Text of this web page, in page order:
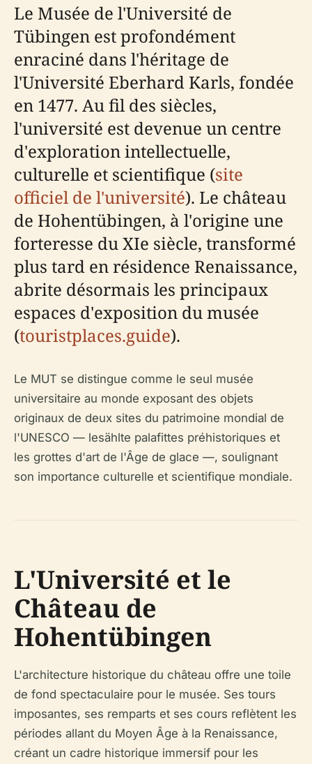
Le Musée de l'Université de
Tübingen est profondément
enraciné dans l'héritage de
l'Université Eberhard Karls, fondée
en 1477. Au fil des siècles,
l'université est devenue un centre
d'exploration intellectuelle,
culturelle et scientifique (site
officiel de l'université). Le château
de Hohentübingen, à l'origine une
forteresse du XIe siècle, transformé
plus tard en résidence Renaissance,
abrite désormais les principaux
espaces d'exposition du musée
(touristplaces.guide).
Le MUT se distingue comme le seul musée
universitaire au monde exposant des objets
originaux de deux sites du patrimoine mondial de
l'UNESCO — lesählte palafittes préhistoriques et
les grottes d'art de l'Âge de glace —, soulignant
son importance culturelle et scientifique mondiale.
L'Université et le
Château de
Hohentübingen
L'architecture historique du château offre une toile
de fond spectaculaire pour le musée. Ses tours
imposantes, ses remparts et ses cours reflètent les
périodes allant du Moyen Âge à la Renaissance,
créant un cadre historique immersif pour les